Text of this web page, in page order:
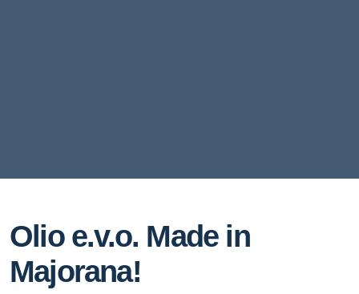
Olio e.v.o. Made in
Majorana!